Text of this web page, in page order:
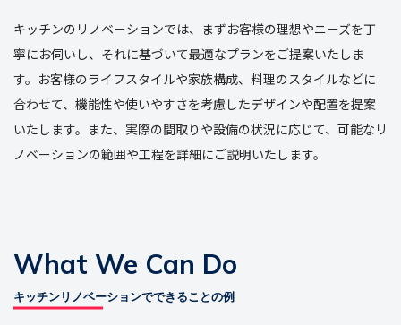
キッチンのリノベーションでは、まずお客様の理想やニーズを丁
寧にお伺いし、それに基づいて最適なプランをご提案いたしま
す。お客様のライフスタイルや家族構成、料理のスタイルなどに
合わせて、機能性や使いやすさを考慮したデザインや配置を提案
いたします。また、実際の間取りや設備の状況に応じて、可能なリ
ノベーションの範囲や工程を詳細にご説明いたします。
What We Can Do
キッチンリノベーションでできることの例